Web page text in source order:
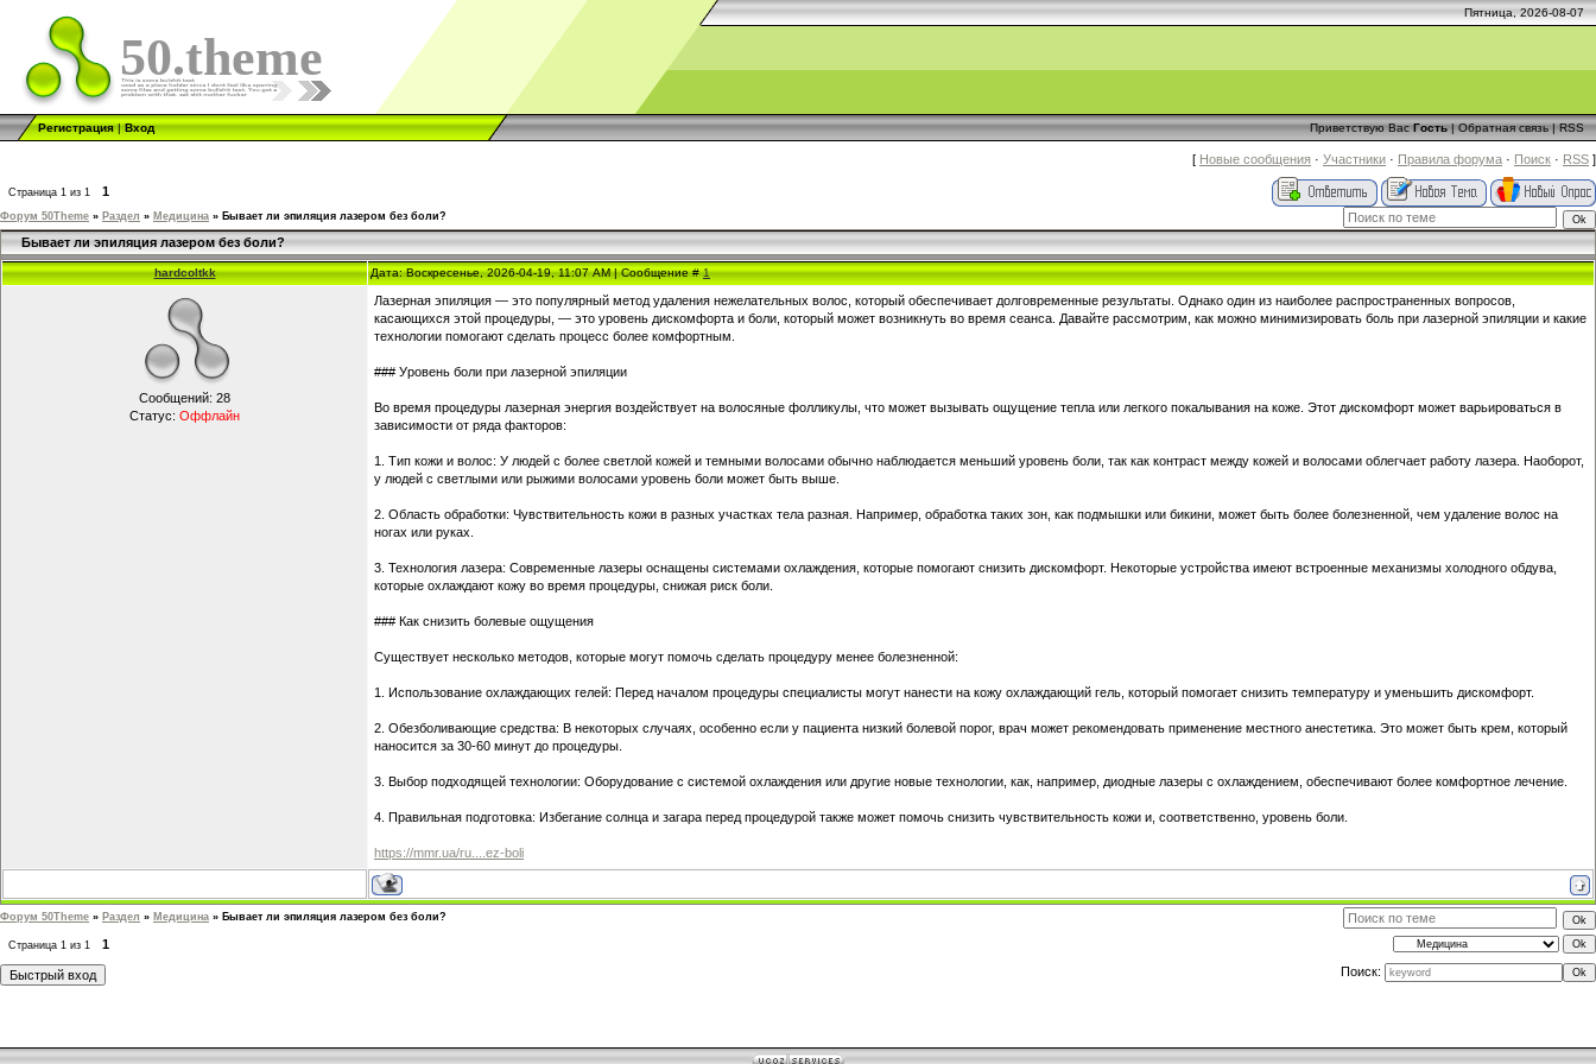
Пятница, 2026-08-07
50.theme
Регистрация|Вход Приветствую Вас Гость|Обратная связь|RSS
[ Новые сообщения · Участники · Правила форума · Поиск · RSS ]
Страница 1 из 1 1
Форум 50Theme » Раздел » Медицина » Бывает ли эпиляция лазером без боли?
Бывает ли эпиляция лазером без боли?
hardcoltkk Дата: Воскресенье, 2026-04-19, 11:07 AM | Сообщение #1
Сообщений: 28
Статус: Оффлайн
Лазерная эпиляция — это популярный метод удаления нежелательных волос, который обеспечивает долговременные результаты. Однако один из наиболее распространенных вопросов,
касающихся этой процедуры, — это уровень дискомфорта и боли, который может возникнуть во время сеанса. Давайте рассмотрим, как можно минимизировать боль при лазерной эпиляции и какие
технологии помогают сделать процесс более комфортным.
### Уровень боли при лазерной эпиляции
Во время процедуры лазерная энергия воздействует на волосяные фолликулы, что может вызывать ощущение тепла или легкого покалывания на коже. Этот дискомфорт может варьироваться в
зависимости от ряда факторов:
1. Тип кожи и волос: У людей с более светлой кожей и темными волосами обычно наблюдается меньший уровень боли, так как контраст между кожей и волосами облегчает работу лазера. Наоборот,
у людей с светлыми или рыжими волосами уровень боли может быть выше.
2. Область обработки: Чувствительность кожи в разных участках тела разная. Например, обработка таких зон, как подмышки или бикини, может быть более болезненной, чем удаление волос на
ногах или руках.
3. Технология лазера: Современные лазеры оснащены системами охлаждения, которые помогают снизить дискомфорт. Некоторые устройства имеют встроенные механизмы холодного обдува,
которые охлаждают кожу во время процедуры, снижая риск боли.
### Как снизить болевые ощущения
Существует несколько методов, которые могут помочь сделать процедуру менее болезненной:
1. Использование охлаждающих гелей: Перед началом процедуры специалисты могут нанести на кожу охлаждающий гель, который помогает снизить температуру и уменьшить дискомфорт.
2. Обезболивающие средства: В некоторых случаях, особенно если у пациента низкий болевой порог, врач может рекомендовать применение местного анестетика. Это может быть крем, который
наносится за 30-60 минут до процедуры.
3. Выбор подходящей технологии: Оборудование с системой охлаждения или другие новые технологии, как, например, диодные лазеры с охлаждением, обеспечивают более комфортное лечение.
4. Правильная подготовка: Избегание солнца и загара перед процедурой также может помочь снизить чувствительность кожи и, соответственно, уровень боли.
https://mmr.ua/ru....ez-boli
Форум 50Theme » Раздел » Медицина » Бывает ли эпиляция лазером без боли?
Страница 1 из 1
1
Поиск: